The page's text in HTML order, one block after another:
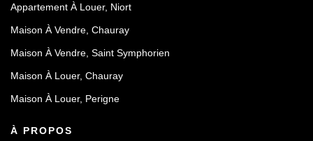
Appartement À Louer, Niort
Maison À Vendre, Chauray
Maison À Vendre, Saint Symphorien
Maison À Louer, Chauray
Maison À Louer, Perigne
À PROPOS